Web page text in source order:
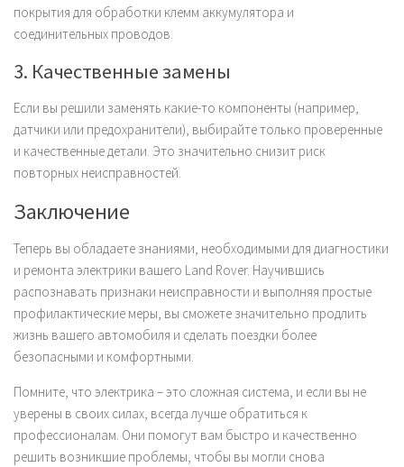
покрытия для обработки клемм аккумулятора и
соединительных проводов.
3. Качественные замены
Если вы решили заменять какие-то компоненты (например,
датчики или предохранители), выбирайте только проверенные
и качественные детали. Это значительно снизит риск
повторных неисправностей.
Заключение
Теперь вы обладаете знаниями, необходимыми для диагностики
и ремонта электрики вашего Land Rover. Научившись
распознавать признаки неисправности и выполняя простые
профилактические меры, вы сможете значительно продлить
жизнь вашего автомобиля и сделать поездки более
безопасными и комфортными.
Помните, что электрика – это сложная система, и если вы не
уверены в своих силах, всегда лучше обратиться к
профессионалам. Они помогут вам быстро и качественно
решить возникшие проблемы, чтобы вы могли снова